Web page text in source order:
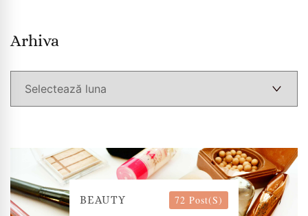
Arhiva
BEAUTY 72 Post(s)